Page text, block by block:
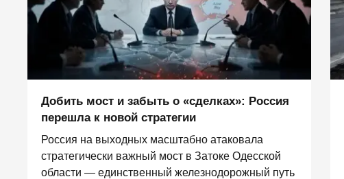
Добить мост и забыть о «сделках»: Россия
перешла к новой стратегии
Россия на выходных масштабно атаковала
стратегически важный мост в Затоке Одесской
области — единственный железнодорожный путь